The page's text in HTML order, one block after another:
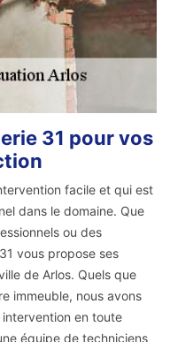
31 pour vos
facile et qui est
dans le domaine. Que
ou des
vous propose ses
de Arlos. Quels que
immeuble, nous avons
en toute
équipe de techniciens